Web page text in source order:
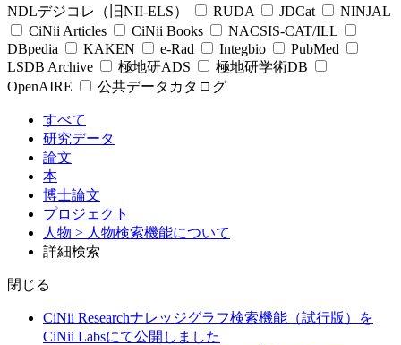
NDLデジコレ（旧NII-ELS）
RUDA JDCat
NINJAL
CiNii Articles
CiNii Books
NACSIS-CAT/ILL
DBpedia
KAKEN e-Rad Integbio
PubMed
LSDB Archive
極地研ADS
極地研学術DB
OpenAIRE
公共データカタログ
すべて
研究データ
論文
本
博士論文
プロジェクト
人物 > 人物検索機能について
詳細検索
閉じる
CiNii Researchナレッジグラフ検索機能（試行版）を
CiNii Labsにて公開しました